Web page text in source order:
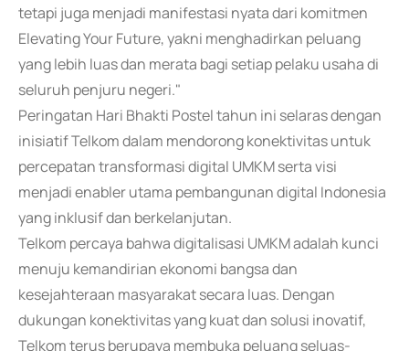
tetapi juga menjadi manifestasi nyata dari komitmen
Elevating Your Future, yakni menghadirkan peluang
yang lebih luas dan merata bagi setiap pelaku usaha di
seluruh penjuru negeri."
Peringatan Hari Bhakti Postel tahun ini selaras dengan
inisiatif Telkom dalam mendorong konektivitas untuk
percepatan transformasi digital UMKM serta visi
menjadi enabler utama pembangunan digital Indonesia
yang inklusif dan berkelanjutan.
Telkom percaya bahwa digitalisasi UMKM adalah kunci
menuju kemandirian ekonomi bangsa dan
kesejahteraan masyarakat secara luas. Dengan
dukungan konektivitas yang kuat dan solusi inovatif,
Telkom terus berupaya membuka peluang seluas-